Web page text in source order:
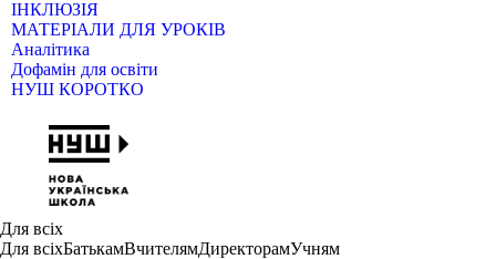
ІНКЛЮЗІЯ
МАТЕРІАЛИ ДЛЯ УРОКІВ
Аналітика
Дофамін для освіти
НУШ КОРОТКО
Для всіх
Для всіхБатькамВчителямДиректорамУчням